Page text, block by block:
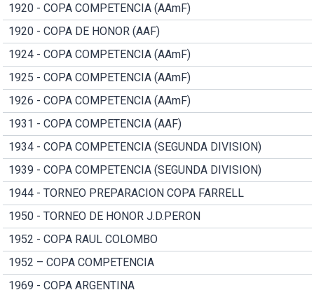
1920 - COPA COMPETENCIA (AAmF)
1920 - COPA DE HONOR (AAF)
1924 - COPA COMPETENCIA (AAmF)
1925 - COPA COMPETENCIA (AAmF)
1926 - COPA COMPETENCIA (AAmF)
1931 - COPA COMPETENCIA (AAF)
1934 - COPA COMPETENCIA (SEGUNDA DIVISION)
1939 - COPA COMPETENCIA (SEGUNDA DIVISION)
1944 - TORNEO PREPARACION COPA FARRELL
1950 - TORNEO DE HONOR J.D.PERON
1952 - COPA RAUL COLOMBO
1952 – COPA COMPETENCIA
1969 - COPA ARGENTINA